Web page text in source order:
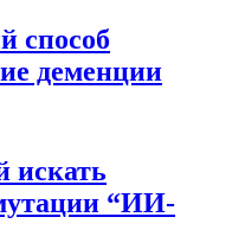
способ
деменции
искать
“ИИ-